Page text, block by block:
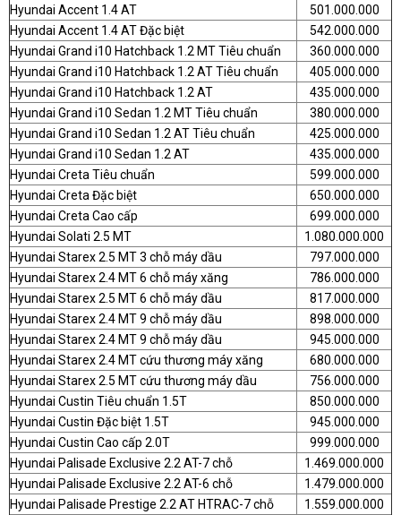
Hyundai Accent 1.4 AT
501.000.000
Hyundai Accent 1.4 AT Đặc biệt
542.000.000
Hyundai Grand i10 Hatchback 1.2 MT Tiêu chuẩn
360.000.000
Hyundai Grand i10 Hatchback 1.2 AT Tiêu chuẩn
405.000.000
Hyundai Grand i10 Hatchback 1.2 AT
435.000.000
Hyundai Grand i10 Sedan 1.2 MT Tiêu chuẩn
380.000.000
Hyundai Grand i10 Sedan 1.2 AT Tiêu chuẩn
425.000.000
Hyundai Grand i10 Sedan 1.2 AT
435.000.000
Hyundai Creta Tiêu chuẩn
599.000.000
Hyundai Creta Đặc biệt
650.000.000
Hyundai Creta Cao cấp
699.000.000
Hyundai Solati 2.5 MT
1.080.000.000
Hyundai Starex 2.5 MT 3 chỗ máy dầu
797.000.000
Hyundai Starex 2.4 MT 6 chỗ máy xăng
786.000.000
Hyundai Starex 2.5 MT 6 chỗ máy dầu
817.000.000
Hyundai Starex 2.4 MT 9 chỗ máy dầu
898.000.000
Hyundai Starex 2.4 MT 9 chỗ máy dầu
945.000.000
Hyundai Starex 2.4 MT cứu thương máy xăng
680.000.000
Hyundai Starex 2.5 MT cứu thương máy dầu
756.000.000
Hyundai Custin Tiêu chuẩn 1.5T
850.000.000
Hyundai Custin Đặc biệt 1.5T
945.000.000
Hyundai Custin Cao cấp 2.0T
999.000.000
Hyundai Palisade Exclusive 2.2 AT-7 chỗ
1.469.000.000
Hyundai Palisade Exclusive 2.2 AT-6 chỗ
1.479.000.000
Hyundai Palisade Prestige 2.2 AT HTRAC-7 chỗ
1.559.000.000